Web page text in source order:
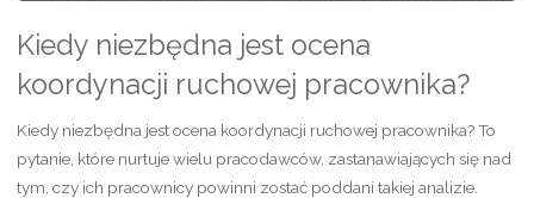
metoda
walki
z
nałogiem
Kiedy niezbędna jest ocena
koordynacji ruchowej pracownika?
Kiedy niezbędna jest ocena koordynacji ruchowej pracownika? To
pytanie, które nurtuje wielu pracodawców, zastanawiających się nad
tym, czy ich pracownicy powinni zostać poddani takiej analizie.